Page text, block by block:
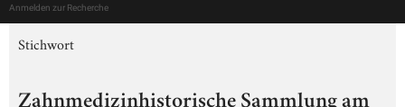
Anmelden zur Recherche
Stichwort
Zahnmedizinhistorische Sammlung am